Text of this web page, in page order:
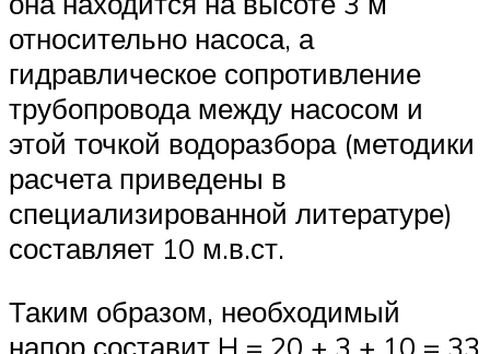
относительно насоса, а
гидравлическое сопротивление
трубопровода между насосом и
этой точкой водоразбора (методики
расчета приведены в
специализированной литературе)
составляет 10 м.в.ст.
Таким образом, необходимый
напор составит H = 20 + 3 + 10 = 33